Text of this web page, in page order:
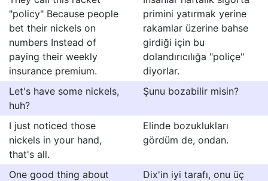
"policy" Because people
bet their nickels on
numbers Instead of
paying their weekly
insurance premium.
primini yatırmak yerine
rakamlar üzerine bahse
girdiği için bu
dolandırıcılığa "poliçe"
diyorlar.
Let's have some nickels,
huh?
Şunu bozabilir misin?
I just noticed those
nickels in your hand,
that's all.
Elinde bozuklukları
gördüm de, ondan.
One good thing about
Dix'in iyi tarafı, onu üç